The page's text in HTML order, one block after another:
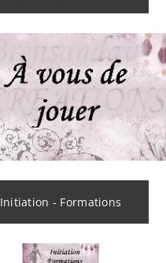
Initiation - Formations